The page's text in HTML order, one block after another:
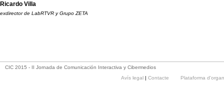
Ricardo Villa
exdirector de LabRTVR y Grupo ZETA
CIC 2015 - II Jornada de Comunicación Interactiva y Cibermedios
Avís legal | Contacte Plataforma